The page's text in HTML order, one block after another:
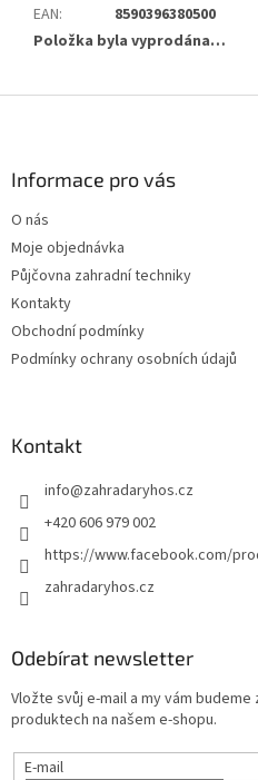
EAN:
8590396380500
Položka byla vyprodána…
Informace pro vás
O nás
Moje objednávka
Půjčovna zahradní techniky
Kontakty
Obchodní podmínky
Podmínky ochrany osobních údajů
Kontakt
info@zahradaryhos.cz
+420 606 979 002
https://www.facebook.com/
zahradaryhos.cz
Odebírat newsletter
Vložte svůj e-mail a my vám
produktech na našem e-shopu.
E-mail